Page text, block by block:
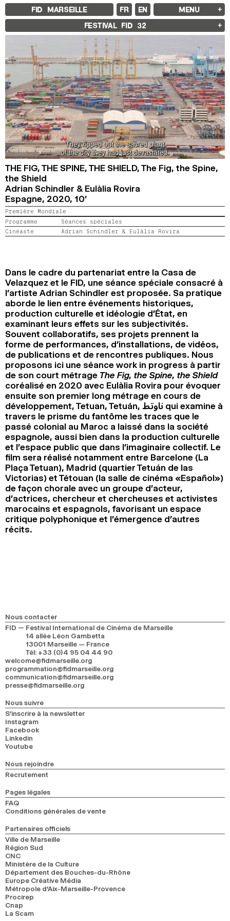
FID MARSEILLE FR EN MENU
À PROPOS
ÉDUCATION À L’IMAGE
À L’INTERNATIONAL
LIVRES ET REVUES
LES ENGAGEMENTS
PARTENAIRES FID 37
FESTIVAL FID 37
PALMARÈS
PROGRAMMATION
RÉTROSPECTIVE
FOCUS
JURY ET PRIX
PROS ET PRESSE
TARIFS
CALENDRIER
FID LAB 18
FID CAMPUS 13
ARCHIVES
2025
2024
2023
2022
2021
2020
2019
2018
FESTIVAL FID 32
THE FIG, THE SPINE, THE SHIELD, The Fig, the Spine,
the Shield
Adrian Schindler & Eulàlia Rovira
Espagne, 2020, 10’
Première Mondiale
Programme
Séances spéciales
Cinéaste
Adrian Schindler & Eulàlia Rovira
Dans le cadre du partenariat entre la Casa de
Velazquez et le FID, une séance spéciale consacré à
l’artiste Adrian Schindler est proposée. Sa pratique
aborde le lien entre événements historiques,
production culturelle et idéologie d’État, en
examinant leurs effets sur les subjectivités.
Souvent collaboratifs, ses projets prennent la
forme de performances, d’installations, de vidéos,
de publications et de rencontres publiques. Nous
proposons ici une séance work in progress à partir
de son court métrage The Fig, the Spine, the Shield
coréalisé en 2020 avec Eulàlia Rovira pour évoquer
ensuite son premier long métrage en cours de
développement, Tetuan, Tetuán, ناوتط qui examine à
travers le prisme du fantôme les traces que le
passé colonial au Maroc a laissé dans la société
espagnole, aussi bien dans la production culturelle
et l’espace public que dans l’imaginaire collectif. Le
film sera réalisé notamment entre Barcelone (La
Plaça Tetuan), Madrid (quartier Tetuán de las
Victorias) et Tétouan (la salle de cinéma «Español»)
de façon chorale avec un groupe d’acteur,
d’actrices, chercheur et chercheuses et activistes
marocains et espagnols, favorisant un espace
critique polyphonique et l’émergence d’autres
récits.
Nous contacter
FID — Festival International de Cinéma de Marseille
14 allée Léon Gambetta
13001 Marseille — France
Tél: +33 (0)4 95 04 44 90
welcome@fidmarseille.org
programmation@fidmarseille.org
communication@fidmarseille.org
presse@fidmarseille.org
Nous suivre
S’inscrire à la newsletter
Instagram
Facebook
Linkedin
Youtube
Nous rejoindre
Recrutement
Pages légales
FAQ
Conditions générales de vente
Partenaires officiels
Ville de Marseille
Région Sud
CNC
Ministère de la Culture
Département des Bouches-du-Rhône
Europe Créative Média
Métropole d’Aix-Marseille-Provence
Procirep
Cnap
La Scam